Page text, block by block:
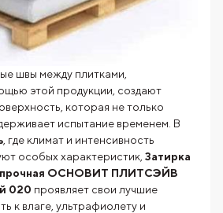
швы между плитками,
этой продукции, создают
которая не только
испытание временем. В
, где климат и интенсивность
особых характеристик, Затирка
ОСНОВИТ ПЛИТСЭЙВ
020 проявляет свои лучшие
к влаге, ультрафиолету и